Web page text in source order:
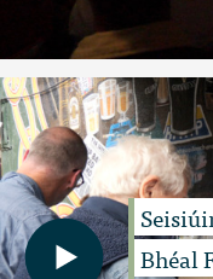
Bhéal